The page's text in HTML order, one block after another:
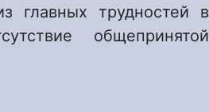
главных трудностей в
общепринятой